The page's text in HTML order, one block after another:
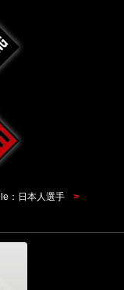
：日本人選手